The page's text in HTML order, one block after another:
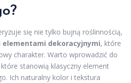
się nie tylko bujną roślinnością,
elementami dekoracyjnymi, które
charakter. Warto wprowadzić do
stanowią klasyczny element
Ich naturalny kolor i tekstura